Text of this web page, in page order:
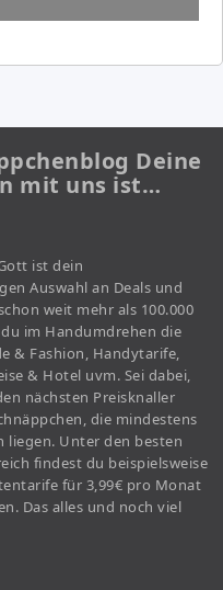
Deine
mit uns ist…
ist dein
Auswahl an Deals und
weit mehr als 100.000
im Handumdrehen die
& Fashion, Handytarife,
& Hotel uvm. Sei dabei,
nächsten Preisknaller
die mindestens
liegen. Unter den besten
findest du beispielsweise
für 3,99€ pro Monat
Das alles und noch viel